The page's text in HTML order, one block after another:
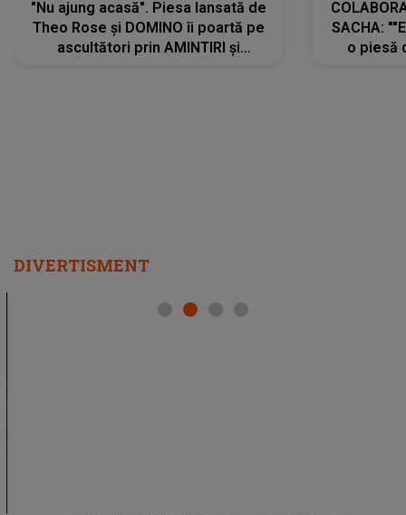
"Nu ajung acasă". Piesa lansată de
Theo Rose și DOMINO îi poartă pe
ascultători prin AMINTIRI și
SACHA:
o piesă
DIVERTISMENT